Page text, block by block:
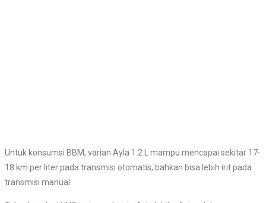
Untuk konsumsi BBM, varian Ayla 1.2 L mampu mencapai sekitar 17-
18 km per liter pada transmisi otomatis, bahkan bisa lebih irit pada
transmisi manual.